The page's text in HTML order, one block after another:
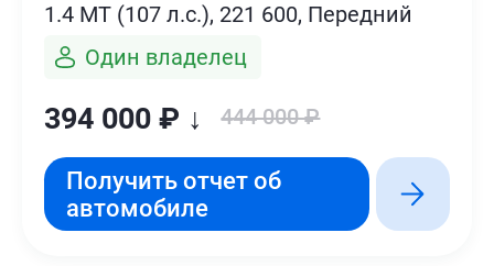
1.4 MT (107 л.с.), 221 600, Передний
Один владелец
394 000 ₽ ↓ 444 000 ₽
Получить отчет об
автомобиле